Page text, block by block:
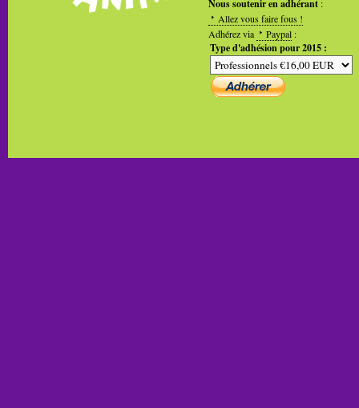
Nous soutenir en adhérant :
Allez vous faire fous !
Adhérez via
Paypal :
Type d'adhésion pour 2015 :